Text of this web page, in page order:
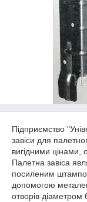
Підприємство
завіси для
вигідними цінами,
Палетна завіса
посиленим
допомогою
отворів